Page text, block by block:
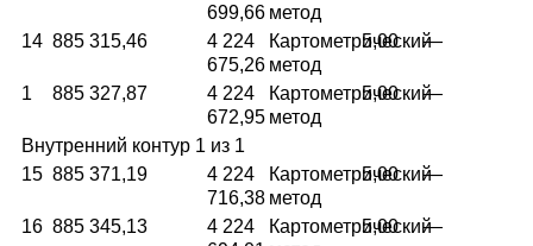
699,66 метод
14 885 315,46
4 224
675,26
Картометрический
метод
5,00 —
1 885 327,87
4 224
672,95
Картометрический
метод
5,00 —
Внутренний контур 1 из 1
15 885 371,19
4 224
716,38
Картометрический
метод
5,00 —
16 885 345,13
4 224
Картометрический
5,00 —